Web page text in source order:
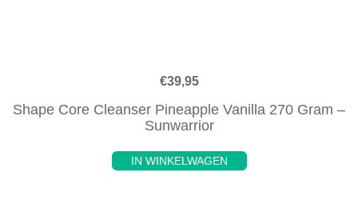
€39,95
Shape Core Cleanser Pineapple Vanilla 270 Gram –
Sunwarrior
IN WINKELWAGEN